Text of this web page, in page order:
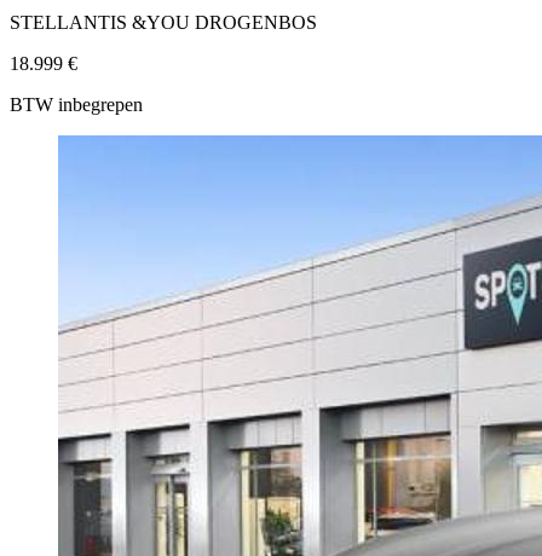
STELLANTIS &YOU DROGENBOS
18.999 €
BTW inbegrepen